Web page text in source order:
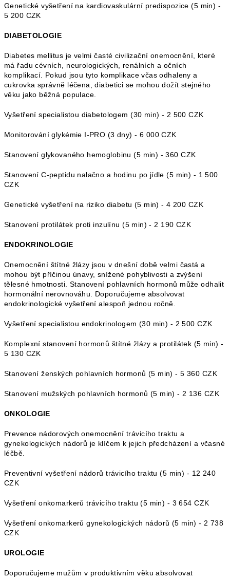
Genetické vyšetření na kardiovaskulární predispozice (5 min) -
5 200 CZK
DIABETOLOGIE
Diabetes mellitus je velmi časté civilizační onemocnění, které
má řadu cévních, neurologických, renálních a očních
komplikací. Pokud jsou tyto komplikace včas odhaleny a
cukrovka správně léčena, diabetici se mohou dožít stejného
věku jako běžná populace.
Vyšetření specialistou diabetologem (30 min) - 2 500 CZK
Monitorování glykémie I-PRO (3 dny) - 6 000 CZK
Stanovení glykovaného hemoglobinu (5 min) - 360 CZK
Stanovení C-peptidu nalačno a hodinu po jídle (5 min) - 1 500
CZK
Genetické vyšetření na riziko diabetu (5 min) - 4 200 CZK
Stanovení protilátek proti inzulínu (5 min) - 2 190 CZK
ENDOKRINOLOGIE
Onemocnění štítné žlázy jsou v dnešní době velmi častá a
mohou být příčinou únavy, snížené pohyblivosti a zvýšení
tělesné hmotnosti. Stanovení pohlavních hormonů může odhalit
hormonální nerovnováhu. Doporučujeme absolvovat
endokrinologické vyšetření alespoň jednou ročně.
Vyšetření specialistou endokrinologem (30 min) - 2 500 CZK
Komplexní stanovení hormonů štítné žlázy a protilátek (5 min) -
5 130 CZK
Stanovení ženských pohlavních hormonů (5 min) - 5 360 CZK
Stanovení mužských pohlavních hormonů (5 min) - 2 136 CZK
ONKOLOGIE
Prevence nádorových onemocnění trávicího traktu a
gynekologických nádorů je klíčem k jejich předcházení a včasné
léčbě.
Preventivní vyšetření nádorů trávicího traktu (5 min) - 12 240
CZK
Vyšetření onkomarkerů trávicího traktu (5 min) - 3 654 CZK
Vyšetření onkomarkerů gynekologických nádorů (5 min) - 2 738
CZK
UROLOGIE
Doporučujeme mužům v produktivním věku absolvovat